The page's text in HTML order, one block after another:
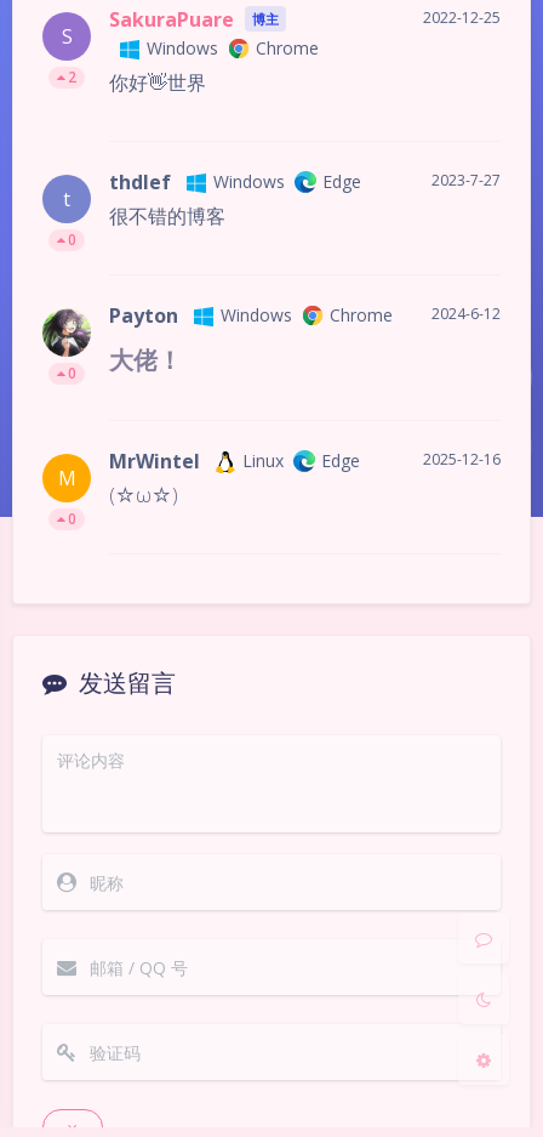
暗黑模式
Sans Serif Serif
S
2
SakuraPuare 博主
Windows Chrome
2022-12-25
你好👋世界
t
0
thdlef Windows Edge 2023-7-27
很不错的博客
0
Payton Windows Chrome 2024-6-12
大佬！
M
0
MrWintel Linux Edge 2025-12-16
(☆ω☆)